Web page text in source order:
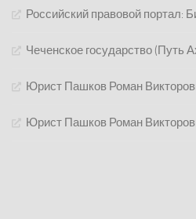
Российский правовой портал:
Чеченское государство (Путь
Юрист Пашков Роман
Юрист Пашков Роман